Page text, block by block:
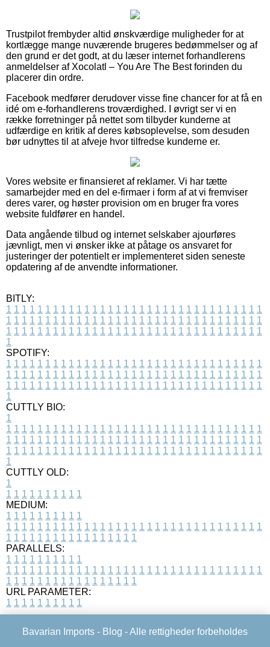
Trustpilot frembyder altid ønskværdige muligheder for at
kortlægge mange nuværende brugeres bedømmelser og af
den grund er det godt, at du læser internet forhandlerens
anmeldelser af Xocolatl – You Are The Best forinden du
placerer din ordre.
Facebook medfører derudover visse fine chancer for at få en
idé om e-forhandlerens troværdighed. I øvrigt ser vi en
række forretninger på nettet som tilbyder kunderne at
udfærdige en kritik af deres købsoplevelse, som desuden
bør udnyttes til at afveje hvor tilfredse kunderne er.
Vores website er finansieret af reklamer. Vi har tætte
samarbejder med en del e-firmaer i form af at vi fremviser
deres varer, og høster provision om en bruger fra vores
website fuldfører en handel.
Data angående tilbud og internet selskaber ajourføres
jævnligt, men vi ønsker ikke at påtage os ansvaret for
justeringer der potentielt er implementeret siden seneste
opdatering af de anvendte informationer.
BITLY:
1 1 1 1 1 1 1 1 1 1 1 1 1 1 1 1 1 1 1 1 1 1 1 1 1 1 1 1 1 1 1 1 1
1 1 1 1 1 1 1 1 1 1 1 1 1 1 1 1 1 1 1 1 1 1 1 1 1 1 1 1 1 1 1 1 1
1 1 1 1 1 1 1 1 1 1 1 1 1 1 1 1 1 1 1 1 1 1 1 1 1 1 1 1 1 1 1 1 1
1
SPOTIFY:
1 1 1 1 1 1 1 1 1 1 1 1 1 1 1 1 1 1 1 1 1 1 1 1 1 1 1 1 1 1 1 1 1
1 1 1 1 1 1 1 1 1 1 1 1 1 1 1 1 1 1 1 1 1 1 1 1 1 1 1 1 1 1 1 1 1
1 1 1 1 1 1 1 1 1 1 1 1 1 1 1 1 1 1 1 1 1 1 1 1 1 1 1 1 1 1 1 1 1
1
CUTTLY BIO:
1
1 1 1 1 1 1 1 1 1 1 1 1 1 1 1 1 1 1 1 1 1 1 1 1 1 1 1 1 1 1 1 1 1
1 1 1 1 1 1 1 1 1 1 1 1 1 1 1 1 1 1 1 1 1 1 1 1 1 1 1 1 1 1 1 1 1
1 1 1 1 1 1 1 1 1 1 1 1 1 1 1 1 1 1 1 1 1 1 1 1 1 1 1 1 1 1 1 1 1
1
CUTTLY OLD:
1
1 1 1 1 1 1 1 1 1 1
MEDIUM:
1 1 1 1 1 1 1 1 1 1
1 1 1 1 1 1 1 1 1 1 1 1 1 1 1 1 1 1 1 1 1 1 1 1 1 1 1 1 1 1 1 1 1
1 1 1 1 1 1 1 1 1 1 1 1 1 1 1 1 1
PARALLELS:
1 1 1 1 1 1 1 1 1 1
1 1 1 1 1 1 1 1 1 1 1 1 1 1 1 1 1 1 1 1 1 1 1 1 1 1 1 1 1 1 1 1 1
1 1 1 1 1 1 1 1 1 1 1 1 1 1 1 1 1
URL PARAMETER:
1 1 1 1 1 1 1 1 1 1
Bavarian Imports - Blog - Alle rettigheder forbeholdes